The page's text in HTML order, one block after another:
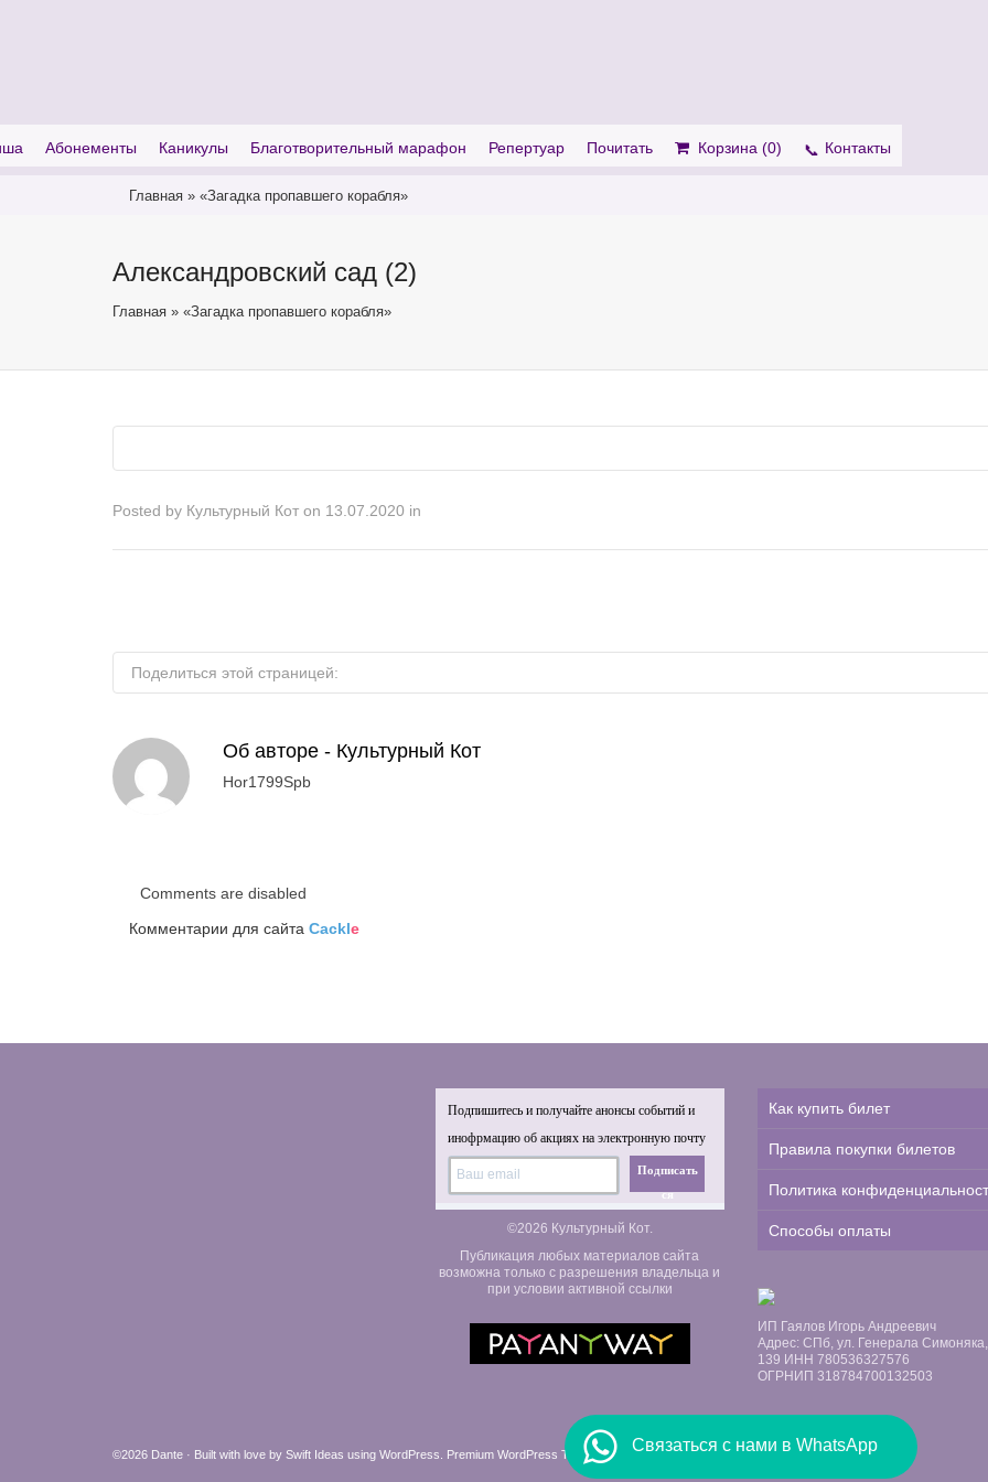
Абонементы Каникулы Благотворительный марафон Репертуар Почитать Корзина (0) Контакты
Главная » «Загадка пропавшего корабля»
Связаться с нами в WhatsApp
Александровский сад (2)
Главная » «Загадка пропавшего корабля»
Posted by Культурный Кот on 13.07.2020 in
Поделиться этой страницей:
Об авторе - Культурный Кот
Hor1799Spb
Comments are disabled
Комментарии для сайта Cackle
Подпишитесь и получайте анонсы событий и
инофрмацию об акциях на электронную почту
Подписать
ся
©2026 Культурный Кот.
Публикация любых материалов сайта
возможна только с разрешения владельца и
при условии активной ссылки
Как купить билет
Правила покупки билетов
Политика
Способы оплаты
ИП Гаялов Игорь Андреевич
Адрес: СПб, ул. Генерала Симоняка,
139 ИНН 780536327576
ОГРНИП 318784700132503
©2026 Dante · Built with love by Swift Ideas using WordPress Premium WordPress Themes by Swift Ideas